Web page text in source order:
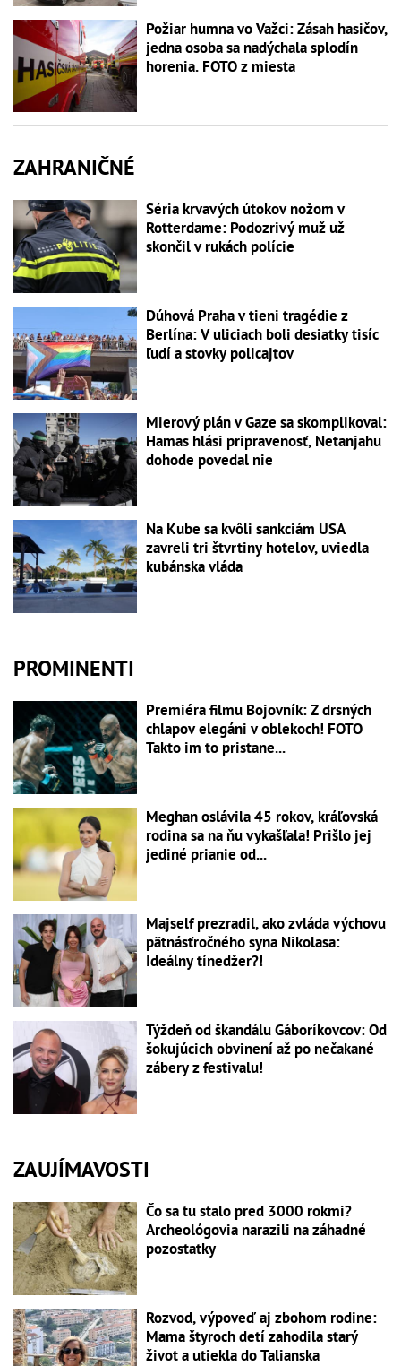
Požiar humna vo Važci: Zásah hasičov,
jedna osoba sa nadýchala splodín
horenia. FOTO z miesta
ZAHRANIČNÉ
Séria krvavých útokov nožom v
Rotterdame: Podozrivý muž už
skončil v rukách polície
Dúhová Praha v tieni tragédie z
Berlína: V uliciach boli desiatky tisíc
ľudí a stovky policajtov
Mierový plán v Gaze sa skomplikoval:
Hamas hlási pripravenosť, Netanjahu
dohode povedal nie
Na Kube sa kvôli sankciám USA
zavreli tri štvrtiny hotelov, uviedla
kubánska vláda
PROMINENTI
Premiéra filmu Bojovník: Z drsných
chlapov elegáni v oblekoch! FOTO
Takto im to pristane...
Meghan oslávila 45 rokov, kráľovská
rodina sa na ňu vykašľala! Prišlo jej
jediné prianie od...
Majself prezradil, ako zvláda výchovu
pätnásťročného syna Nikolasa:
Ideálny tínedžer?!
Týždeň od škandálu Gáboríkovcov: Od
šokujúcich obvinení až po nečakané
zábery z festivalu!
ZAUJÍMAVOSTI
Čo sa tu stalo pred 3000 rokmi?
Archeológovia narazili na záhadné
pozostatky
Rozvod, výpoveď aj zbohom rodine:
Mama štyroch detí zahodila starý
život a utiekla do Talianska